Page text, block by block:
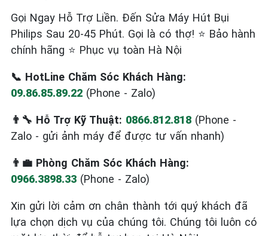
Gọi Ngay Hỗ Trợ Liền. Đến Sửa Máy Hút Bụi
Philips Sau 20-45 Phút. Gọi là có thợ! ⭐ Bảo hành
chính hãng ⭐ Phục vụ toàn Hà Nội
📞 HotLine Chăm Sóc Khách Hàng:
09.86.85.89.22 (Phone - Zalo)
👨‍🔧 Hỗ Trợ Kỹ Thuật: 0866.812.818 (Phone -
Zalo - gửi ảnh máy để được tư vấn nhanh)
👨‍💼 Phòng Chăm Sóc Khách Hàng:
0966.3898.33 (Phone - Zalo)
Xin gửi lời cảm ơn chân thành tới quý khách đã
lựa chọn dịch vụ của chúng tôi. Chúng tôi luôn có